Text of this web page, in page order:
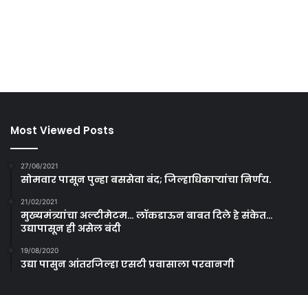
Most Viewed Posts
27/06/2021
सोमवार पासून पुन्हा बससेवा बंद; जिल्हाधिकाऱ्यांचा निर्णय.
21/02/2021
मुख्यमंत्र्यांचा अल्टीमेटम… लॉकडाऊन बाबत दिले हे संकेत…
उद्यापासून ही असेल बंदी
19/08/2020
उद्या पासुन आंतरजिल्हा एसटी प्रवासाला परवानगी